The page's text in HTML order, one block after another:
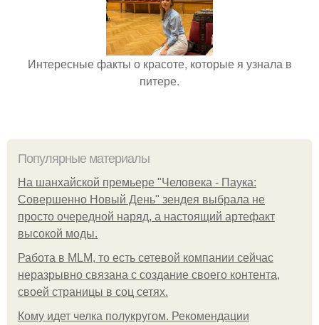
Интересные факты о красоте, которые я узнала в
питере.
Популярные материалы
На шанхайской премьере "Человека - Паука:
Совершенно Новый День" зендея выбрала не
просто очередной наряд, а настоящий артефакт
высокой моды.
Работа в MLM, то есть сетевой компании сейчас
неразрывно связана с создание своего контента,
своей страницы в соц сетях.
Кому идет челка полукругом. Рекомендации